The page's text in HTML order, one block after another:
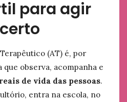
para agir
(AT) é, por
observa, acompanha e
de vida das pessoas.
entra na escola, no